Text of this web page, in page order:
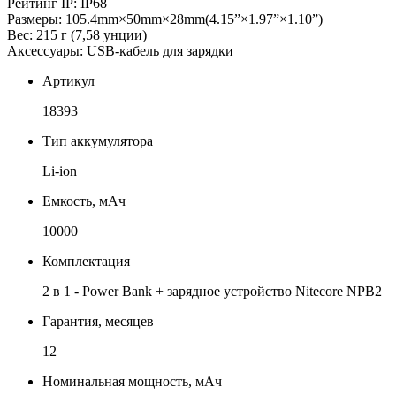
Рейтинг IP: IP68
Размеры: 105.4mm×50mm×28mm(4.15”×1.97”×1.10”)
Вес: 215 г (7,58 унции)
Аксессуары: USB-кабель для зарядки
Артикул
18393
Тип аккумулятора
Li-ion
Емкость, мАч
10000
Комплектация
2 в 1 - Power Bank + зарядное устройство Nitecore NPB2
Гарантия, месяцев
12
Номинальная мощность, мАч